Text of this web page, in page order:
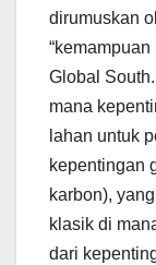
dirumuskan
Global
mana
lahan untuk
kepentingan
karbon),
klasik di
dari